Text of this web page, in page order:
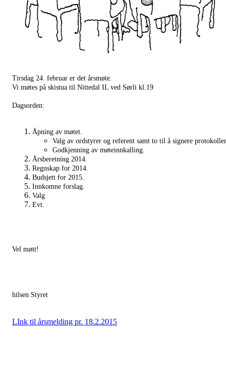
Tirsdag 24. februar er det årsmøte.
Vi møtes på skistua til Nittedal IL ved Sørli kl.19
Dagsorden:
Åpning av møtet.
Valg av ordstyrer og referent samt to til å signere
Godkjenning av møteinnkalling.
Årsberetning 2014.
Regnskap for 2014.
Budsjett for 2015.
Innkomne forslag.
Valg
Evt.
Vel møtt!
hilsen Styret
LInk til årsmelding pr. 18.2.2015